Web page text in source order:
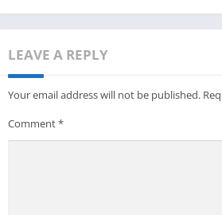
LEAVE A REPLY
Your email address will not be published.
Comment*